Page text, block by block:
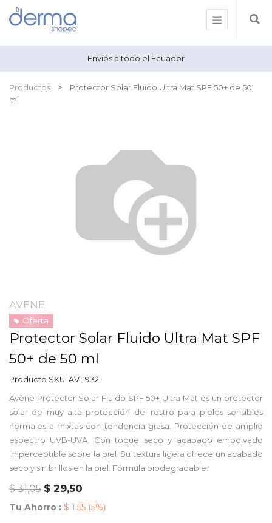
Envíos a todo el Ecuador
Productos
Protector Solar Fluido Ultra Mat SPF 50+ de 50
ml
AVENE
Oferta
Protector Solar Fluido Ultra Mat SPF
50+ de 50 ml
Producto SKU: AV-1932
Avène Protector Solar Fluido SPF 50+ Ultra Mat es un protector
solar de muy alta protección del rostro para pieles sensibles
normales a mixtas con tendencia grasa. Protección de amplio
espectro UVB-UVA. Con toque seco y acabado empolvado
imperceptible sobre la piel. Su textura ligera ofrece un acabado
seco y sin brillos en la piel. Fórmula biodegradable.
$31,05 $ 29,50
Tu Ahorro : $ 1.55 (5%)